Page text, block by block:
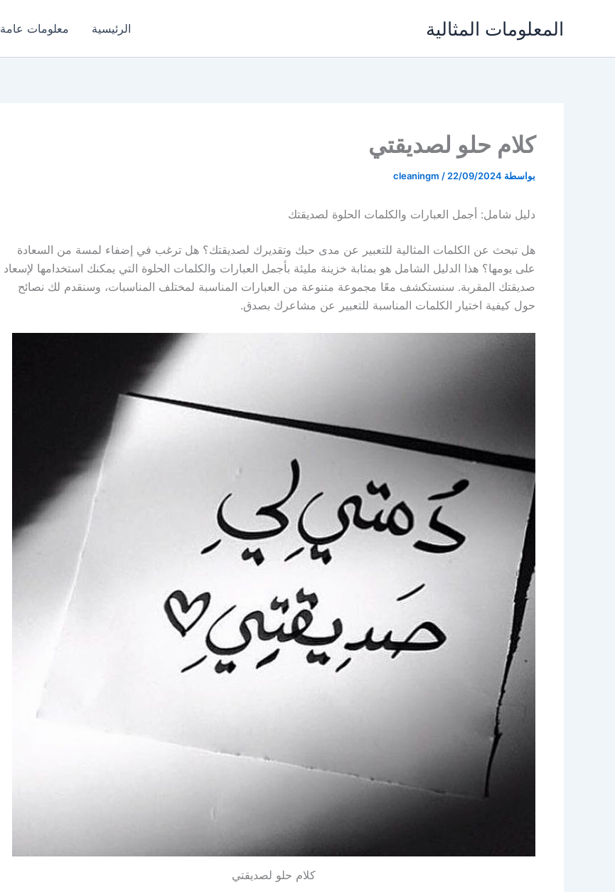
المعلومات المثالية الرئيسية معلومات عامة
كلام حلو لصديقتي
بواسطة cleaningm / 22/09/2024
دليل شامل: أجمل العبارات والكلمات الحلوة لصديقتك
هل تبحث عن الكلمات المثالية للتعبير عن مدى حبك وتقديرك لصديقتك؟ هل ترغب في إضفاء لمسة من السعادة
على يومها؟ هذا الدليل الشامل هو بمثابة خزينة مليئة بأجمل العبارات والكلمات الحلوة التي يمكنك استخدامها لإسعاد
صديقتك المقربة. سنستكشف معًا مجموعة متنوعة من العبارات المناسبة لمختلف المناسبات، وسنقدم لك نصائح
حول كيفية اختيار الكلمات المناسبة للتعبير عن مشاعرك بصدق.
كلام حلو لصديقتي